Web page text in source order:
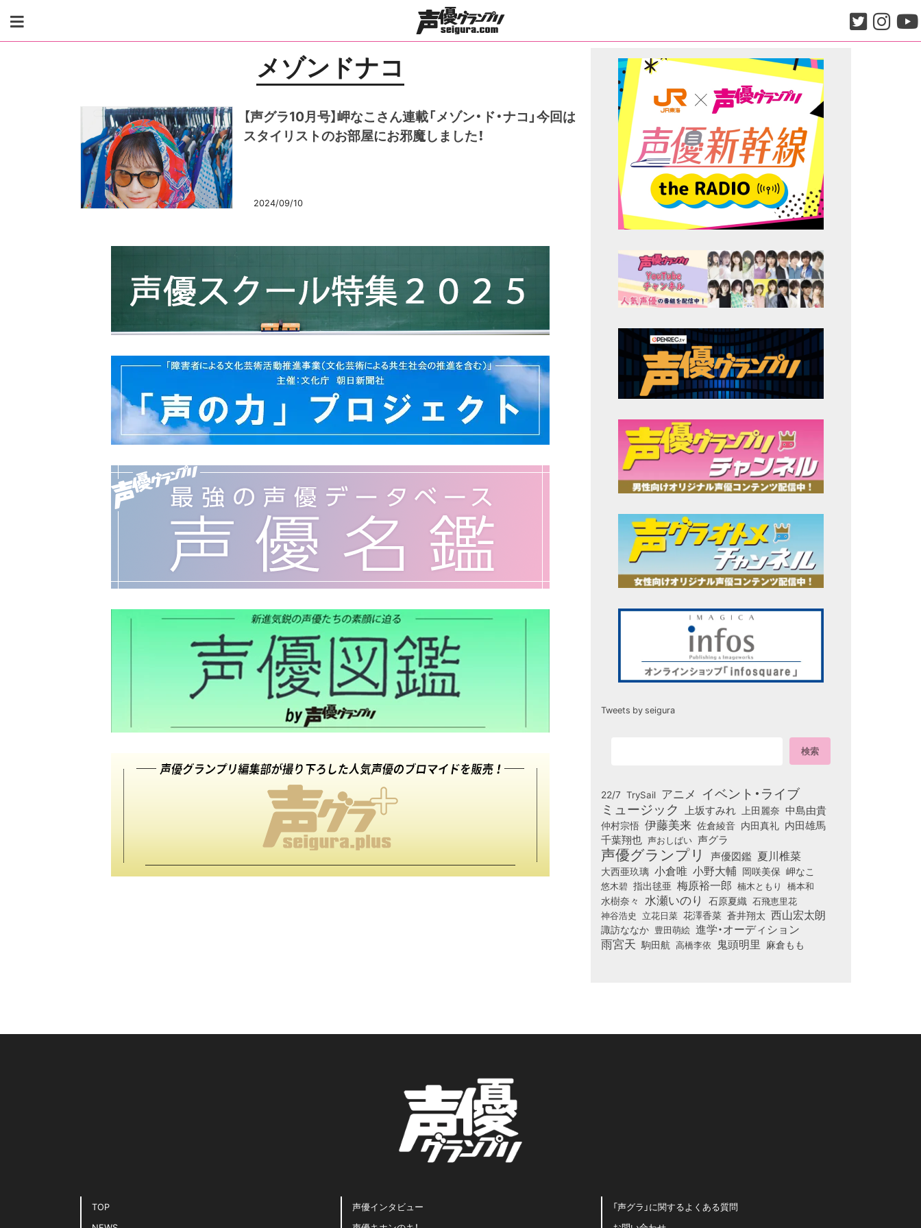
content
メゾンドナコ
【声グラ10月号】岬なこさん連載「メゾン・ド・ナコ」今回は
スタイリストのお部屋にお邪魔しました！
2024/09/10
Tweets by seigura
22/7 TrySail アニメ イベント・ライブ
ミュージック 上坂すみれ 上田麗奈 中島由貴
仲村宗悟 伊藤美来 佐倉綾音 内田真礼 内田雄馬
千葉翔也 声おしばい 声グラ
声優グランプリ 声優図鑑 夏川椎菜
大西亜玖璃 小倉唯 小野大輔 岡咲美保 岬なこ
悠木碧 指出毬亜 梅原裕一郎 楠木ともり 橋本和
水樹奈々 水瀬いのり 石原夏織 石飛恵里花
神谷浩史 立花日菜 花澤香菜 蒼井翔太 西山宏太朗
諏訪ななか 豊田萌絵 進学・オーディション
雨宮天 駒田航 高橋李依 鬼頭明里 麻倉もも
TOP
声優インタビュー
「声グラ」に関するよくある質問